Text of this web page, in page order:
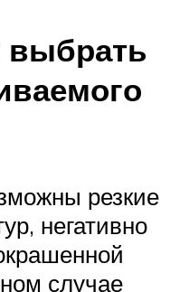
выбрать
резкие
негативно
случае